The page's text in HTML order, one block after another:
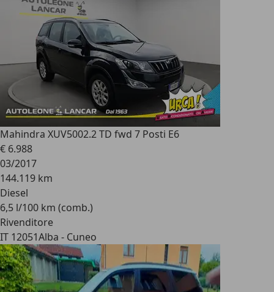
Mahindra XUV5002.2 TD fwd 7 Posti E6
€ 6.988
03/2017
144.119 km
Diesel
6,5 l/100 km (comb.)
Rivenditore
IT 12051Alba - Cuneo